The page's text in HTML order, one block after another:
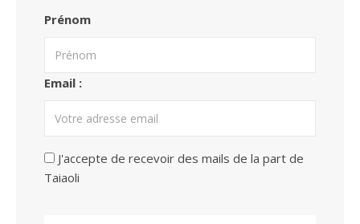
Prénom
Email :
J'accepte de recevoir des mails de la part de
Taiaoli